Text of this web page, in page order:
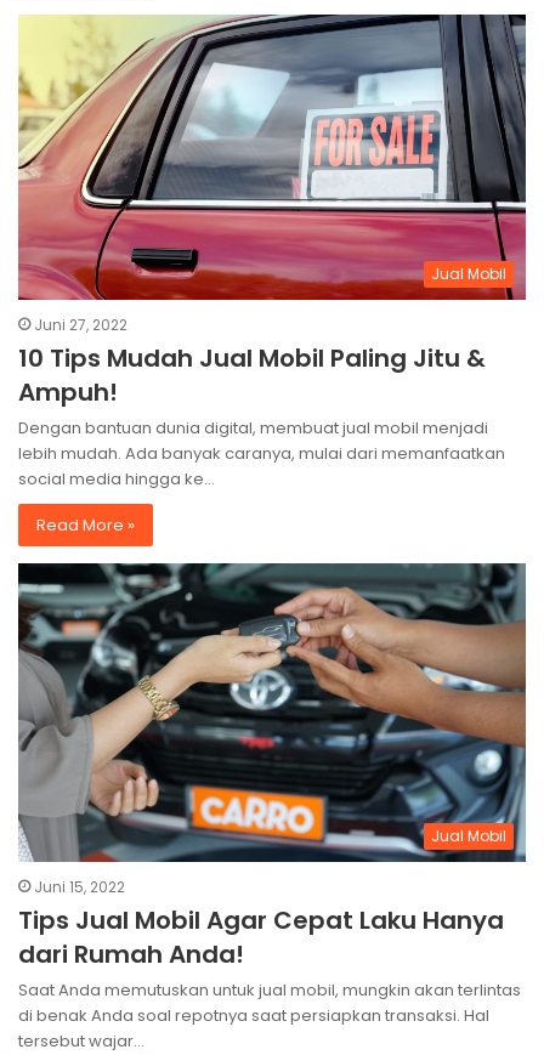
Jual Mobil
Juni 27, 2022
10 Tips Mudah Jual Mobil Paling Jitu &
Ampuh!
Dengan bantuan dunia digital, membuat jual mobil menjadi
lebih mudah. Ada banyak caranya, mulai dari memanfaatkan
social media hingga ke…
Read More »
Jual Mobil
Juni 15, 2022
Tips Jual Mobil Agar Cepat Laku Hanya
dari Rumah Anda!
Saat Anda memutuskan untuk jual mobil, mungkin akan terlintas
di benak Anda soal repotnya saat persiapkan transaksi. Hal
tersebut wajar…